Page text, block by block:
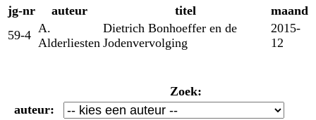
jg‑nr
auteur titel
maand
59-4 A.
Alderliesten
Dietrich Bonhoeffer en de
Jodenvervolging
2015-
12
Zoek:
auteur: